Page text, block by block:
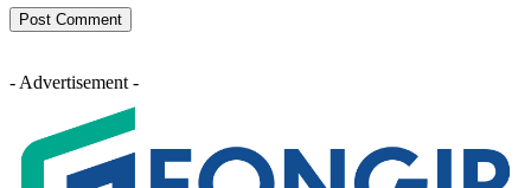
- Advertisement -